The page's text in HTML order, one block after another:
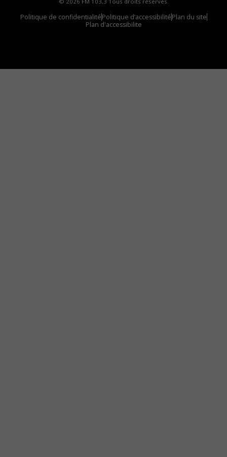
Politique de confidentialitéPolitique d’accessibilitéPlan du site
Plan d'accessibilite